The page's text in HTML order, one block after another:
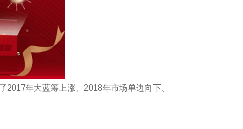
年大蓝筹上涨、2018年市场单边向下、